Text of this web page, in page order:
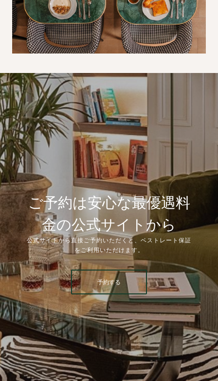
ご予約は安心な最優遇料
金の公式サイトから
公式サイトから直接ご予約いただくと、ベストレート保証
をご利用いただけます。
予約する